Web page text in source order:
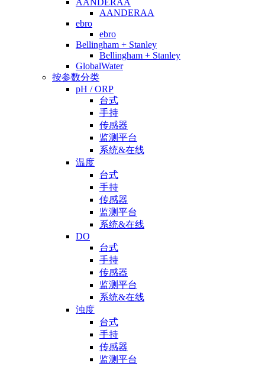
AANDERAA
AANDERAA
ebro
ebro
Bellingham + Stanley
Bellingham + Stanley
GlobalWater
按参数分类
pH / ORP
台式
手持
传感器
监测平台
系统&在线
温度
台式
手持
传感器
监测平台
系统&在线
DO
台式
手持
传感器
监测平台
系统&在线
浊度
台式
手持
传感器
监测平台